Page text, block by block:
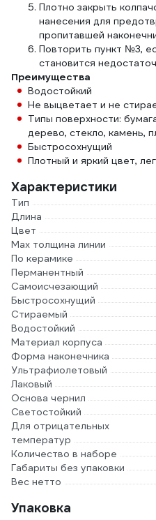
Плотно закрыть
нанесения для
пропитавшей
Повторить пункт №3,
становится
Преимущества
Водостойкий
Не выцветает и не
Типы поверхности:
дерево, стекло, камень,
Быстросохнущий
Плотный и яркий цвет,
Характеристики
Тип
Длина
Цвет
Мах толщина линии
По керамике
Перманентный
Самоисчезающий
Быстросохнущий
Стираемый
Водостойкий
Материал корпуса
Форма наконечника
Ультрафиолетовый
Лаковый
Основа чернил
Светостойкий
Для отрицательных
температур
Количество в наборе
Габариты без упаковки
Вес нетто
Упаковка